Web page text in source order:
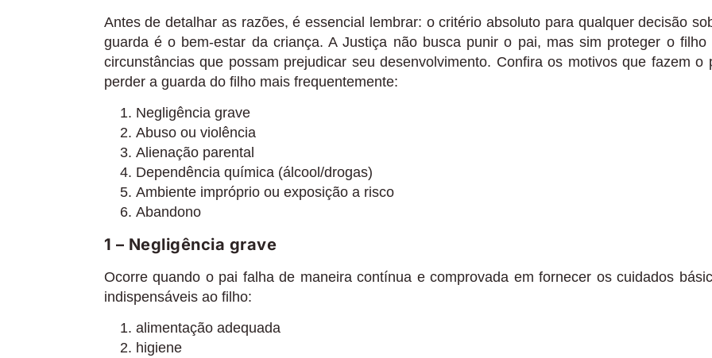
Antes de detalhar as razões, é essencial lembrar: o critério absoluto para qualquer decisão
guarda é o bem-estar da criança. A Justiça não busca punir o pai, mas sim proteger o filho
circunstâncias que possam prejudicar seu desenvolvimento. Confira os motivos que fazem o
perder a guarda do filho mais frequentemente:
Negligência grave
Abuso ou violência
Alienação parental
Dependência química (álcool/drogas)
Ambiente impróprio ou exposição a risco
Abandono
1 – Negligência grave
Ocorre quando o pai falha de maneira contínua e comprovada em fornecer os cuidados
indispensáveis ao filho:
alimentação adequada
higiene